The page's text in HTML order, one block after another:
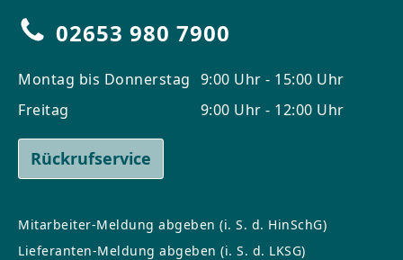
02653 980 7900
Montag bis Donnerstag
Freitag
9:00 Uhr - 15:00 Uhr
9:00 Uhr - 12:00 Uhr
Rückrufservice
Mitarbeiter-Meldung abgeben (i. S. d. HinSchG)
Lieferanten-Meldung abgeben (i. S. d. LKSG)